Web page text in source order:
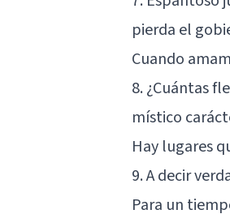
pierda el
Cuando
8. ¿Cuántas
místico
Hay lugares
9. A decir
Para un